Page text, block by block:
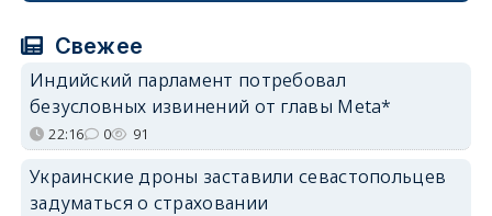
Свежее
Индийский парламент потребовал
безусловных извинений от главы Meta*
22:16 0 91
Украинские дроны заставили севастопольцев
задуматься о страховании